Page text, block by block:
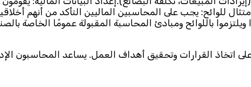
للوائح: يجب على المحاسبين الماليين التأكد من أنهم
باللوائح ومبادئ المحاسبة المقبولة عمومًا الخاصة
اتخاذ القرارات وتحقيق أهداف العمل. يساعد المحاسبون